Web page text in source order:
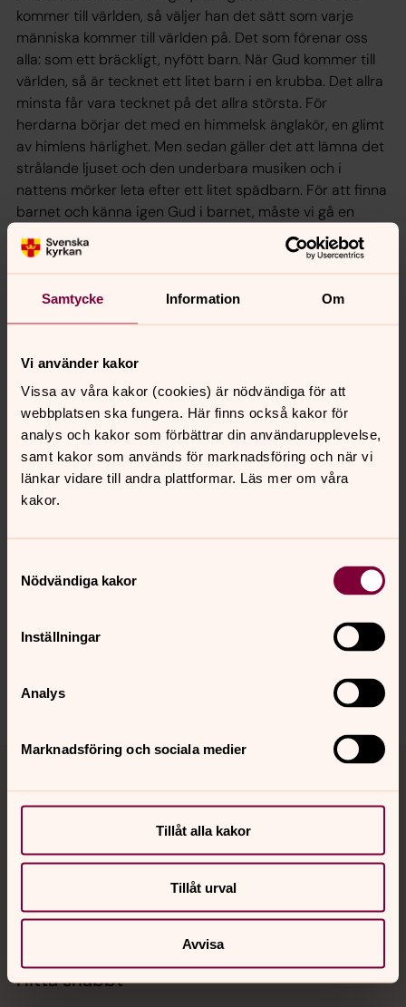
Samtycke Information Om
Vi använder kakor
Vissa av våra kakor (cookies) är nödvändiga för att
webbplatsen ska fungera. Här finns också kakor för
analys och kakor som förbättrar din användarupplevelse,
samt kakor som används för marknadsföring och när vi
länkar vidare till andra plattformar. Läs mer om våra
kakor.
Nödvändiga kakor
Inställningar
Analys
Marknadsföring och sociala medier
Tillåt alla kakor
Tillåt urval
Avvisa
kommer till världen, så väljer han det sätt som varje
människa kommer till världen på. Det som förenar oss
alla: som ett bräckligt, nyfött barn. När Gud kommer till
världen, så är tecknet ett litet barn i en krubba. Det allra
minsta får vara tecknet på det allra största. För
herdarna börjar det med en himmelsk änglakör, en glimt
av himlens härlighet. Men sedan gäller det att lämna det
strålande ljuset och den underbara musiken och i
nattens mörker leta efter ett litet spädbarn. För att finna
barnet och känna igen Gud i barnet, måste vi gå en
liknande väg som herdarna; se Gud i det enkla och
vardagliga. För Gud är närvarande i varje sammanhang
och varje människas liv. Är vi tillräckligt små och öppna
för att våga knäböja inför krubban och tillbe vår Gud i
detta lilla barn? När vår blick möter barnet i krubba, ser
och förtroende. Såsom Gud ser på var och en av oss.
Barnet i krubban - tecknet på Guds aldrig sinande
kärlek till. Denna julnatt när det gudomliga kommer kan
du andas ut mörker, och andas in ljuset.
Präst Katarina Lindgren. Sångare ur Adolf Fredriks
vokalensemble under ledning av Christoffer Holgersson.
Per-Ove Larsson organist.
Senast ändrad 16 december 2020
innehåll?
Dela
Tillbaka till toppen
Tillbaka till innehållet
Kalender
Hitta snabbt